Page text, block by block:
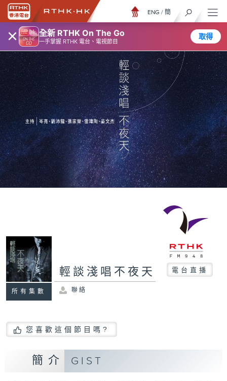
× 全新 RTHK On The Go
一手掌握 RTHK 電台、電視節目
取得
ENG / 簡
所有集數
輕談淺唱不夜天 電台直播
聯絡
您喜歡這個節目嗎?
簡介 GIST